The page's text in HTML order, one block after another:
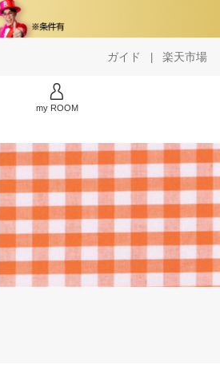
ガイド | 楽天市場
my ROOM